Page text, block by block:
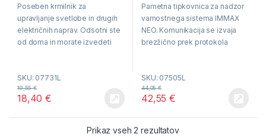
u
o
f
5
Poseben krmilnik za
upravljanje svetlobe in drugih
električnih naprav. Odsotni ste
od doma in morate izvedeti
SKU: 07731L
18,40€
19,55€
u
o
f
5
Pametna tipkovnica za nadzor
varnostnega sistema IMMAX
NEO. Komunikacija se izvaja
brezžično prek protokola
Doseg brezžične povezave:
30 m….
SKU: 07505L
42,55€
44,05€
Prikaz vseh 2 rezultatovRazvrščeno po ceni: